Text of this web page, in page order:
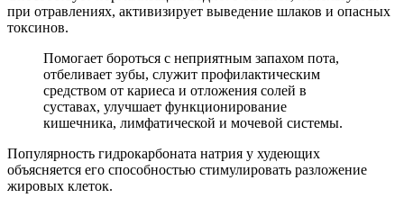
при отравлениях, активизирует выведение шлаков и опасных
токсинов.
Помогает бороться с неприятным запахом пота,
отбеливает зубы, служит профилактическим
средством от кариеса и отложения солей в
суставах, улучшает функционирование
кишечника, лимфатической и мочевой системы.
Популярность гидрокарбоната натрия у худеющих
объясняется его способностью стимулировать разложение
жировых клеток.